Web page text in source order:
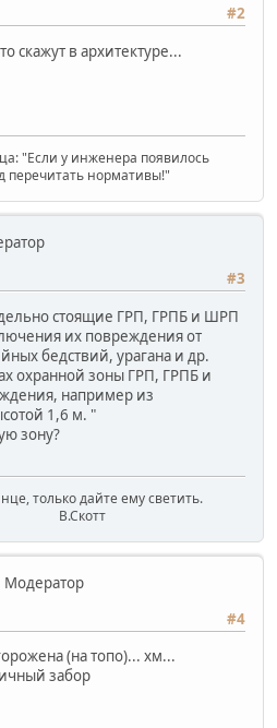
#2
скажут в архитектуре...
"Если у инженера появилось
перечитать нормативы!"
#3
стоящие ГРП, ГРПБ и ШРП
их повреждения от
бедствий, урагана и др.
охранной зоны ГРП, ГРПБ и
например из
1,6 м. "
зону?
только дайте ему светить.
Модератор
#4
(на топо)... хм...
забор